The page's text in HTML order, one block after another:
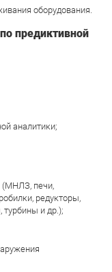
оборудования.
предиктивной
аналитики;
(МНЛЗ, печи,
редукторы,
турбины и др.);